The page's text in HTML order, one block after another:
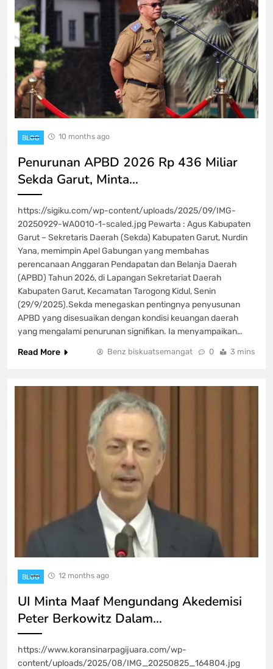
BLOG 10 months ago
‎Penurunan APBD 2026 Rp 436 Miliar
Sekda Garut, Minta…
https://sigiku.com/wp-content/uploads/2025/09/IMG-
20250929-WA0010-1-scaled.jpg ‎Pewarta : Agus Kabupaten
Garut – Sekretaris Daerah (Sekda) Kabupaten Garut, Nurdin
Yana, memimpin Apel Gabungan yang membahas
perencanaan Anggaran Pendapatan dan Belanja Daerah
(APBD) Tahun 2026, di Lapangan Sekretariat Daerah
Kabupaten Garut, Kecamatan Tarogong Kidul, Senin
(29/9/2025).‎‎Sekda menegaskan pentingnya penyusunan
APBD yang disesuaikan dengan kondisi keuangan daerah
yang mengalami penurunan signifikan. Ia menyampaikan…
Read More
Benz biskuatsemangat 0 3 mins
BLOG 12 months ago
UI Minta Maaf Mengundang Akedemisi
Peter Berkowitz Dalam…
https://www.koransinarpagijuara.com/wp-
content/uploads/2025/08/IMG_20250825_164804.jpg